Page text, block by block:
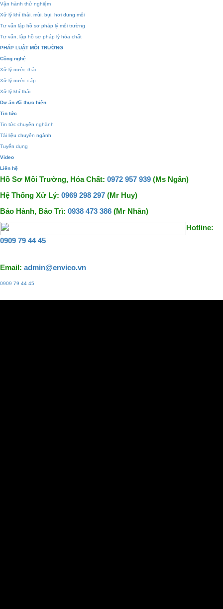
Vận hành thử nghiệm
Xử lý khí thải, mùi, bụi, hơi dung môi
Tư vấn lập hồ sơ pháp lý môi trường
Tư vấn, lập hồ sơ pháp lý hóa chất
PHÁP LUẬT MÔI TRƯỜNG
Công nghệ
Xử lý nước thải
Xử lý nước cấp
Xử lý khí thải
Dự án đã thực hiện
Tin tức
Tin tức chuyên nghành
Tài liệu chuyên ngành
Tuyển dụng
Video
Liên hệ
Hồ Sơ Môi Trường, Hóa Chất: 0972 957 939 (Ms Ngân)
Hệ Thống Xử Lý: 0969 298 297 (Mr Huy)
Bảo Hành, Bảo Trì: 0938 473 386 (Mr Nhân)
Hotline:
0909 79 44 45
Email: admin@envico.vn
0909 79 44 45